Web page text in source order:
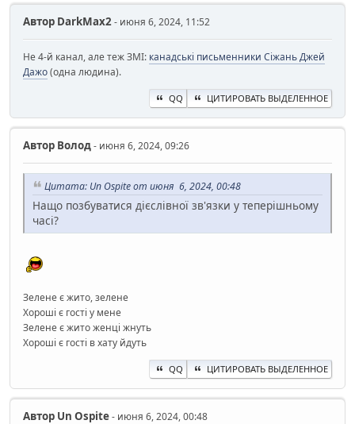
Автор DarkMax2- июня 6, 2024, 11:52
Не 4-й канал, але теж ЗМІ: канадські письменники Сіжань Джей
Дажо(одна людина).
QQ ЦИТИРОВАТЬ ВЫДЕЛЕННОЕ
Автор Волод- июня 6, 2024, 09:26
Цитата: Un Ospite от июня 6, 2024, 00:48
Нащо позбуватися дієслівної зв'язки у теперішньому
часі?
Зелене є жито, зелене
Хороші є гості у мене
Зелене є жито женці жнуть
Хороші є гості в хату йдуть
QQ ЦИТИРОВАТЬ ВЫДЕЛЕННОЕ
Автор Un Ospite- июня 6, 2024, 00:48